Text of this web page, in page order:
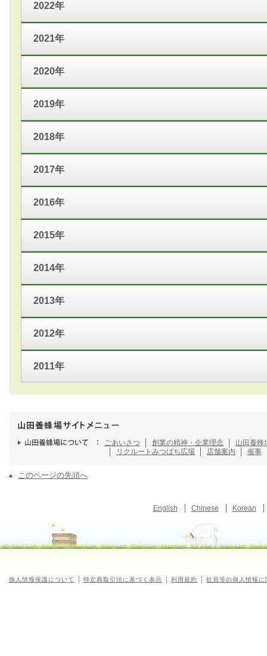
2022年
2021年
2020年
2019年
2018年
2017年
2016年
2015年
2014年
2013年
2012年
2011年
ごあいさつ 創業の精神・企業理念
山田養蜂
リクルート みつばち広場 店舗案内 催事
このページの先頭へ
English Chinese Korean
個人情報保護について 特定商取引法に基づく表示 利用規約 社員等の個人情報